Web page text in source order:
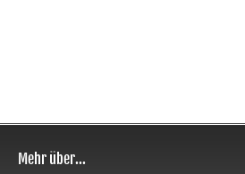
Mehr über...